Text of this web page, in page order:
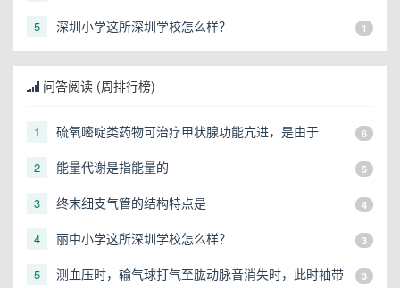
5 深圳小学这所深圳学校怎么样？ 1
问答阅读 (周排行榜)
1 硫氧嘧啶类药物可治疗甲状腺功能亢进，是由于 6
2 能量代谢是指能量的 5
3 终末细支气管的结构特点是 4
4 丽中小学这所深圳学校怎么样？ 3
5
测血压时，输气球打气至肱动脉音消失时，此时袖带
3